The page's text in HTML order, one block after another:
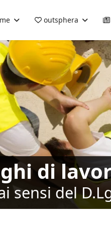
outsphera
di
sensi del